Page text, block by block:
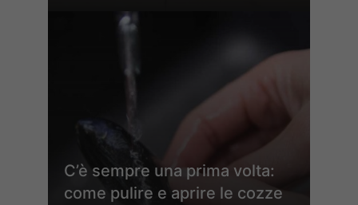
C’è sempre una prima volta:
come pulire e aprire le cozze